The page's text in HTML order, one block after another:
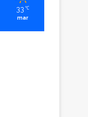
33 ℃
mar